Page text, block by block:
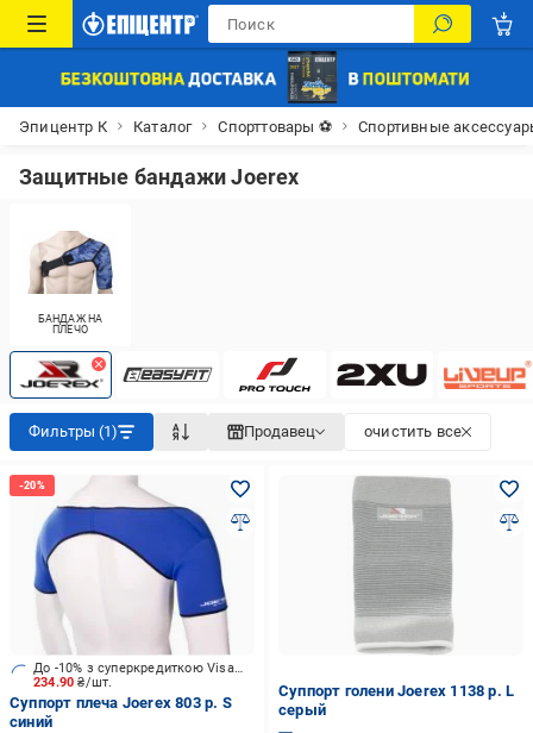
Эпицентр К Каталог Спорттовары ⚽ Спортивные
Защитные бандажи Joerex
БАНДАЖ НА
ПЛЕЧО
Фильтры (1) Продавец очистить все
234.90₴/шт.
До -10% з суперкредиткою Visa Вигода
Суппорт плеча Joerex 803 р. S
синий
Суппорт голени Joerex 1138 р. L
серый